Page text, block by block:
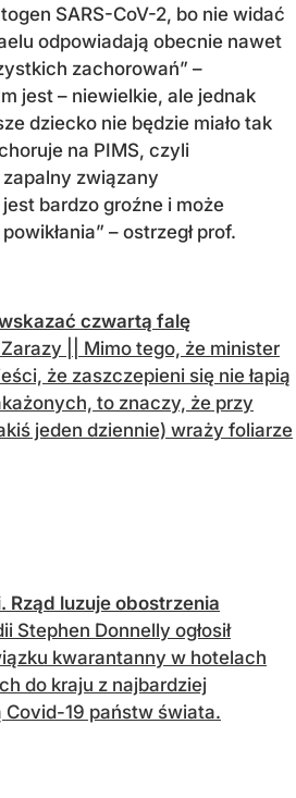
SARS-CoV-2, bo nie widać
odpowiadają obecnie nawet
zachorowań” –
jest – niewielkie, ale jednak
dziecko nie będzie miało tak
na PIMS, czyli
zapalny związany
bardzo groźne i może
– ostrzegł prof.
czwartą falę
|| Mimo tego, że minister
że zaszczepieni się nie łapią
to znaczy, że przy
jeden dziennie) wraży foliarze
Rząd luzuje obostrzenia
Stephen Donnelly ogłosił
kwarantanny w hotelach
do kraju z najbardziej
19 państw świata.